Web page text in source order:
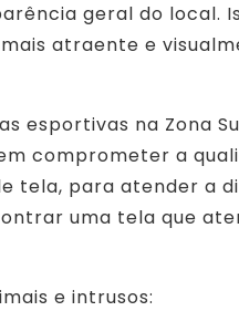
geral do local.
atraente e
esportivas na Zona
comprometer a
tela, para atender a
uma tela que
e intrusos: